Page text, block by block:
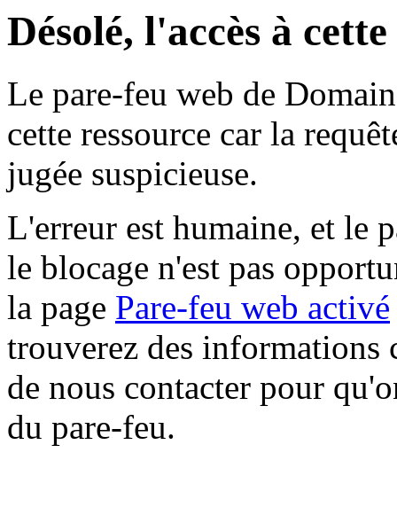
Désolé, l'accès à
Le pare-feu web de
cette ressource car la
jugée suspicieuse.
L'erreur est humaine, et le
le blocage n'est pas
la page Pare-feu web activé
trouverez des informations
de nous contacter pour
du pare-feu.